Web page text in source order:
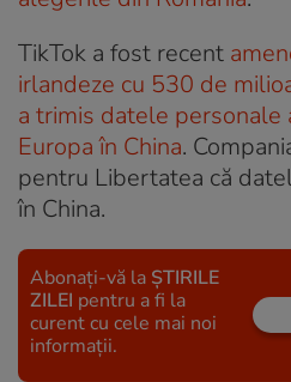
TikTok a fost recent
irlandeze cu 530 de
a trimis datele
Europa în China.
pentru Libertatea că
în China.
Abonați-vă la ȘTIRILE
ZILEI pentru a fi la
curent cu cele mai noi
informații.